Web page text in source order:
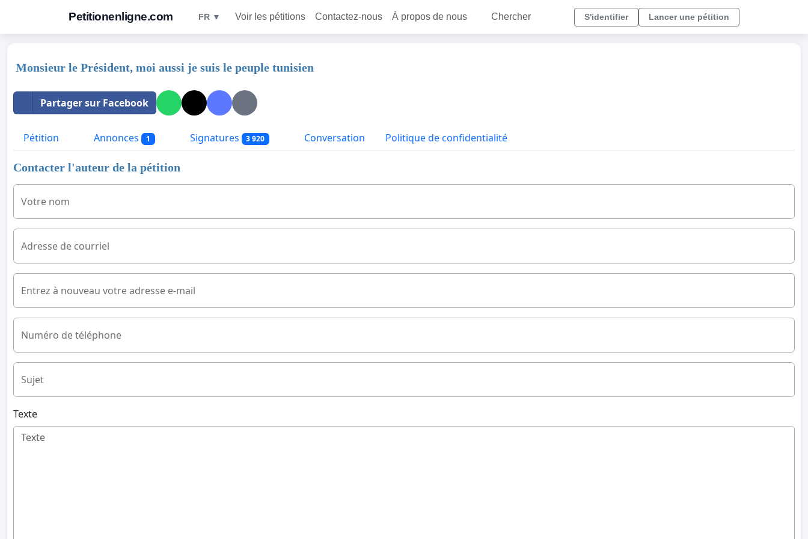
Petitionenligne.com FR ▼ Voir les pétitions Contactez-nous À propos de nous Chercher S'identifier Lancer une pétition
Monsieur le Président, moi aussi je suis le peuple tunisien
Partager sur Facebook
Pétition Annonces 1 Signatures 3 920 Conversation Politique de confidentialité
Contacter l'auteur de la pétition
Votre nom
Adresse de courriel
Entrez à nouveau votre adresse e-mail
Numéro de téléphone
Sujet
Texte